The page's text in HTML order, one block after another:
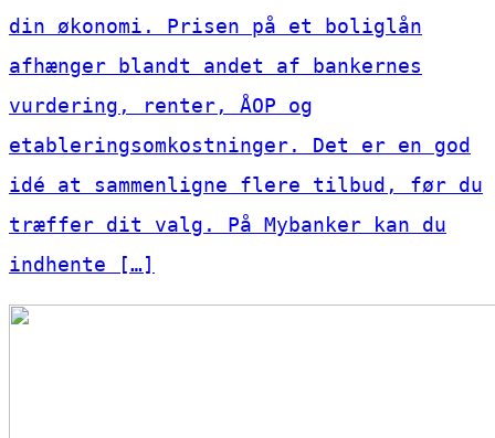
din økonomi. Prisen på et boliglån
afhænger blandt andet af bankernes
vurdering, renter, ÅOP og
etableringsomkostninger. Det er en god
idé at sammenligne flere tilbud, før du
træffer dit valg. På Mybanker kan du
indhente […]